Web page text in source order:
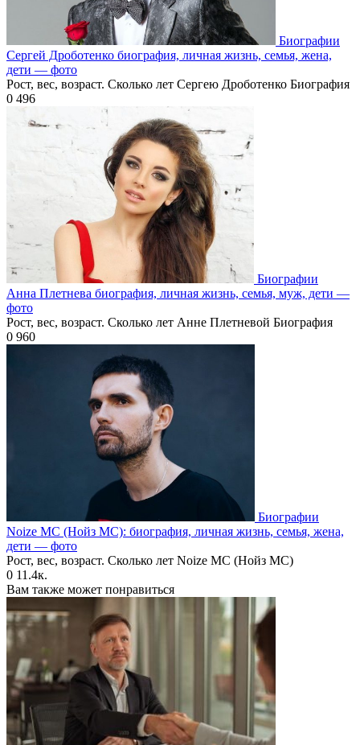
Биографии
Сергей Дроботенко биография, личная жизнь, семья, жена,
дети — фото
Рост, вес, возраст. Сколько лет Сергею Дроботенко Биография
0 496
Биографии
Анна Плетнева биография, личная жизнь, семья, муж, дети —
фото
Рост, вес, возраст. Сколько лет Анне Плетневой Биография
0 960
Биографии
Noize MC (Нойз МС): биография, личная жизнь, семья, жена,
дети — фото
Рост, вес, возраст. Сколько лет Noize MC (Нойз МС)
0 11.4к.
Вам также может понравиться